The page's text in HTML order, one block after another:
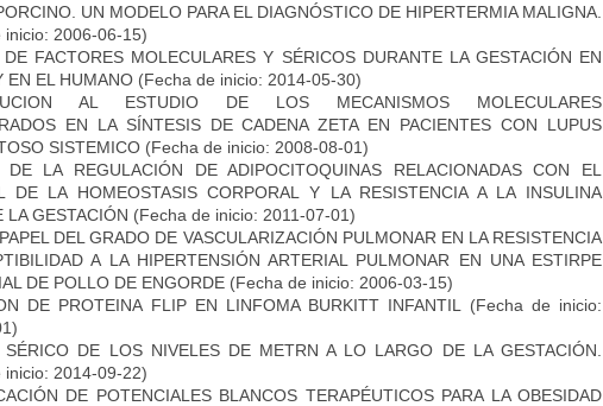
UN MODELO PARA EL DIAGNÓSTICO DE HIPERTERMIA MALIGNA.
inicio: 2006-06-15)
DE FACTORES MOLECULARES Y SÉRICOS DURANTE LA GESTACIÓN EN
EN EL HUMANO (Fecha de inicio: 2014-05-30)
AL ESTUDIO DE LOS MECANISMOS MOLECULARES
EN LA SÍNTESIS DE CADENA ZETA EN PACIENTES CON LUPUS
SISTEMICO (Fecha de inicio: 2008-08-01)
DE LA REGULACIÓN DE ADIPOCITOQUINAS RELACIONADAS CON EL
DE LA HOMEOSTASIS CORPORAL Y LA RESISTENCIA A LA INSULINA
LA GESTACIÓN (Fecha de inicio: 2011-07-01)
DEL GRADO DE VASCULARIZACIÓN PULMONAR EN LA RESISTENCIA
A LA HIPERTENSIÓN ARTERIAL PULMONAR EN UNA ESTIRPE
DE POLLO DE ENGORDE (Fecha de inicio: 2006-03-15)
DE PROTEINA FLIP EN LINFOMA BURKITT INFANTIL
(Fecha de inicio:
SÉRICO DE LOS NIVELES DE METRN A LO LARGO DE LA GESTACIÓN.
inicio: 2014-09-22)
DE POTENCIALES BLANCOS TERAPÉUTICOS PARA LA OBESIDAD